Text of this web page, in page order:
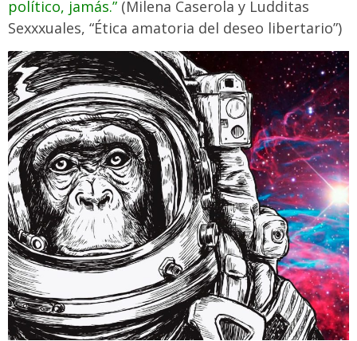
político, jamás.” (Milena Caserola y Ludditas
Sexxxuales, “Ética amatoria del deseo libertario”)